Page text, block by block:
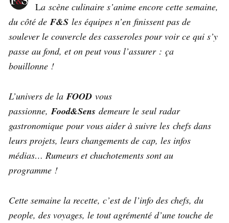
La scène culinaire s’anime encore cette semaine,
du côté deF&S les équipes n’en finissent pas de
soulever le couvercle des casseroles pour voir ce qui s’y
passe au fond, et on peut vous l’assurer : ça
bouillonne !
L’univers de laFOOD vous
passionne,Food&Sens demeure le seul radar
gastronomique pour vous aider à suivre les chefs dans
leurs projets, leurs changements de cap, les infos
médias… Rumeurs et chuchotements sont au
programme !
Cette semaine la recette, c’est de l’info des chefs, du
people, des voyages, le tout agrémenté d’une touche de